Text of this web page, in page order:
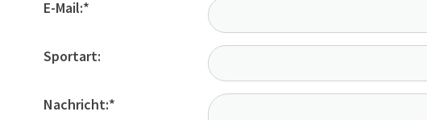
E-Mail:*
Sportart:
Nachricht:*